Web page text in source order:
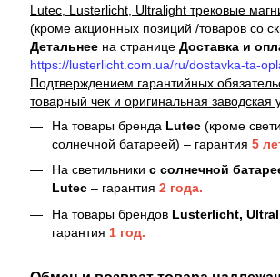
Lutec, Lusterlicht, Ultralight трековые
(кроме акционных позиций /товаров со
Детальнее на странице Доставка и
https://lusterlicht.com.ua/ru/dostavka-ta-
Подтверждением гарантийных
товарный чек и оригинальная заводская
На товары бренда Lutec (кроме
солнечной батареей) – гарантия 5
На светильники с солнечной
Lutec – гарантия 2 года.
На товары брендов Lusterlicht,
гарантия 1 год.